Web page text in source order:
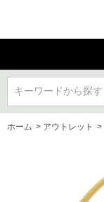
キーワードから探す
ホーム > アウトレット >